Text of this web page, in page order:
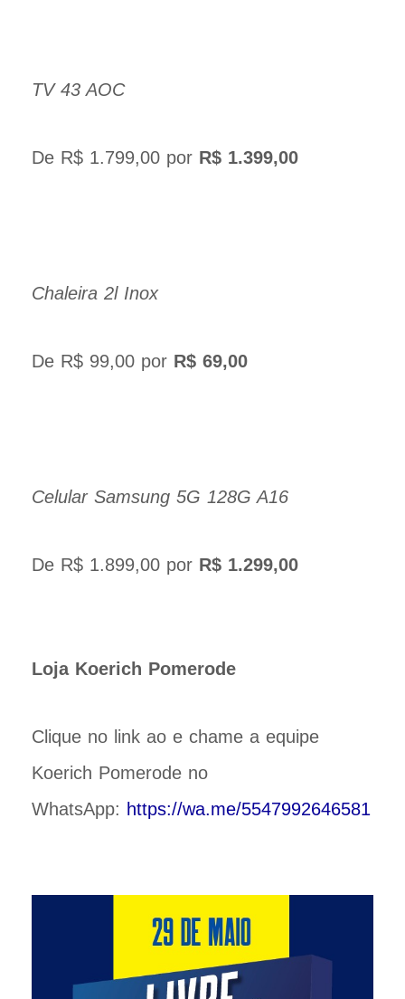
TV 43 AOC
De R$ 1.799,00 por R$ 1.399,00
Chaleira 2l Inox
De R$ 99,00 por R$ 69,00
Celular Samsung 5G 128G A16
De R$ 1.899,00 por R$ 1.299,00
Loja Koerich Pomerode
Clique no link ao e chame a equipe
Koerich Pomerode no
WhatsApp: https://wa.me/5547992646581